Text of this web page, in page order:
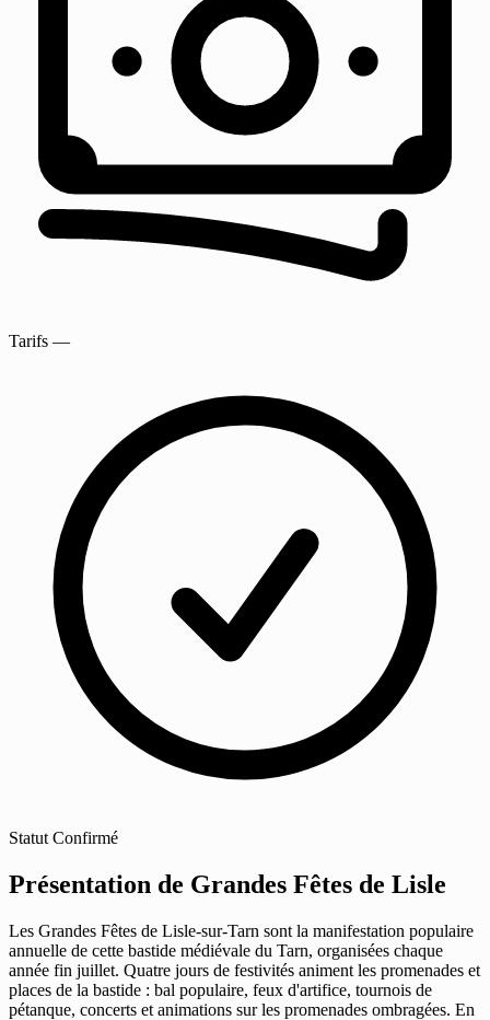
Tarifs —
Statut Confirmé
Présentation de Grandes Fêtes de Lisle
Les Grandes Fêtes de Lisle-sur-Tarn sont la manifestation populaire
annuelle de cette bastide médiévale du Tarn, organisées chaque
année fin juillet. Quatre jours de festivités animent les promenades et
places de la bastide : bal populaire, feux d'artifice, tournois de
pétanque, concerts et animations sur les promenades ombragées. En